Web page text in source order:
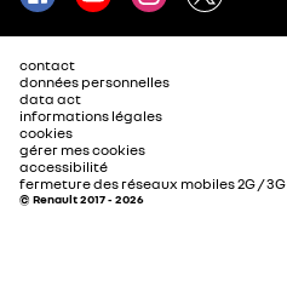
contact
données personnelles
data act
informations légales
cookies
gérer mes cookies
accessibilité
fermeture des réseaux mobiles 2G / 3G
© Renault 2017 - 2026